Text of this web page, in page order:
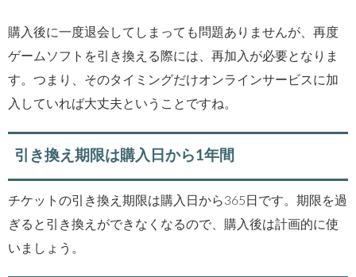
購入後に一度退会してしまっても問題ありませんが、再度
ゲームソフトを引き換える際には、再加入が必要となりま
す。つまり、そのタイミングだけオンラインサービスに加
入していれば大丈夫ということですね。
引き換え期限は購入日から1年間
チケットの引き換え期限は購入日から365日です。期限を過
ぎると引き換えができなくなるので、購入後は計画的に使
いましょう。